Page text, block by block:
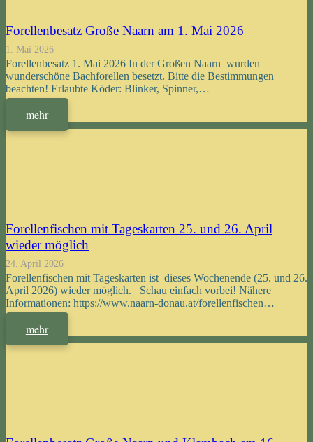
Forellenbesatz Große Naarn am 1. Mai 2026
1. Mai 2026
Forellenbesatz 1. Mai 2026 In der Großen Naarn wurden
wunderschöne Bachforellen besetzt. Bitte die Bestimmungen
beachten! Erlaubte Köder: Blinker, Spinner,…
mehr
Forellenfischen mit Tageskarten 25. und 26. April
wieder möglich
24. April 2026
Forellenfischen mit Tageskarten ist dieses Wochenende (25. und 26.
April 2026) wieder möglich. Schau einfach vorbei! Nähere
Informationen: https://www.naarn-donau.at/forellenfischen…
mehr